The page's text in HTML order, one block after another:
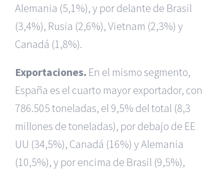
Alemania (5,1%), y por delante de Brasil
(3,4%), Rusia (2,6%), Vietnam (2,3%) y
Canadá (1,8%).
Exportaciones. En el mismo segmento,
España es el cuarto mayor exportador, con
786.505 toneladas, el 9,5% del total (8,3
millones de toneladas), por debajo de EE
UU (34,5%), Canadá (16%) y Alemania
(10,5%), y por encima de Brasil (9,5%),
|Recursos Administrativos | BGD Abogados Murcia